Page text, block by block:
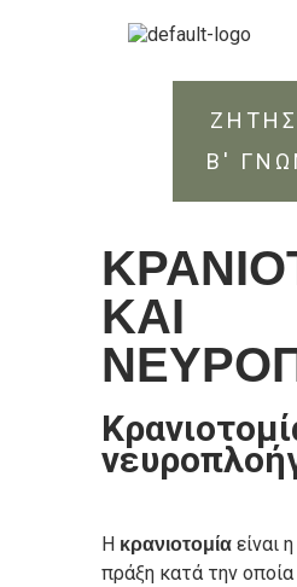
Β'
ΚΑΙ
Η κρανιοτομία είναι
πράξη κατά την οποία